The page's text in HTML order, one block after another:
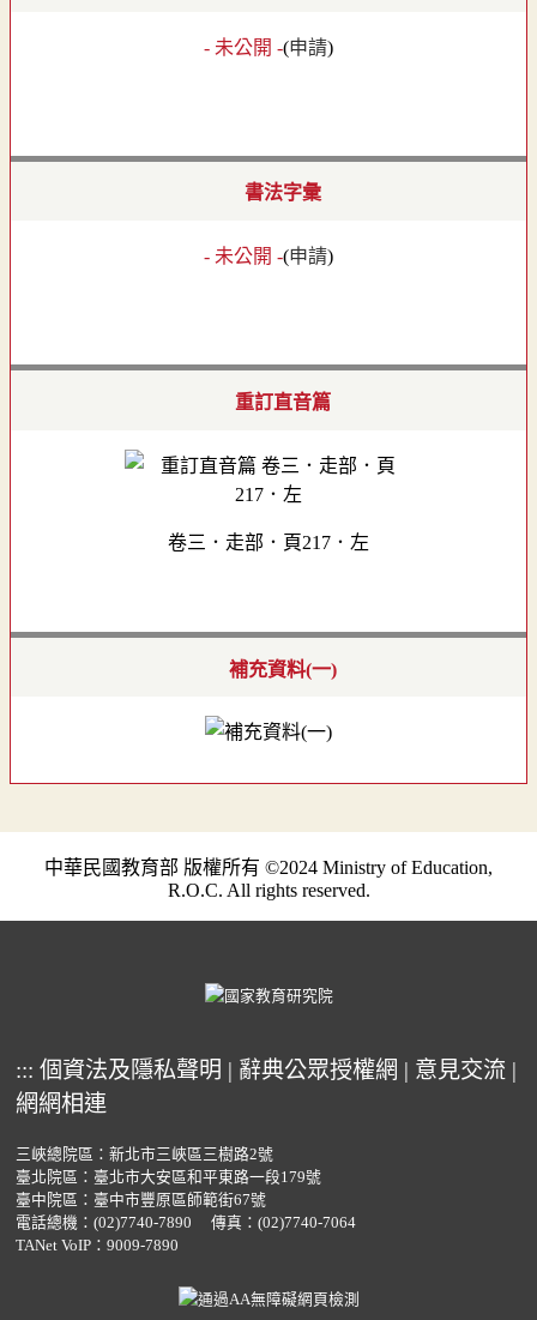
- 未公開 -(申請)
書法字彙
- 未公開 -(申請)
重訂直音篇
卷三．走部．頁217．左
補充資料(一)
中華民國教育部 版權所有 ©2024 Ministry of Education,
R.O.C. All rights reserved.
::: 個資法及隱私聲明 | 辭典公眾授權網 | 意見交流 |
網網相連
三峽總院區：新北市三峽區三樹路2號
臺北院區：臺北市大安區和平東路一段179號
臺中院區：臺中市豐原區師範街67號
電話總機： (02)7740-7890
傳真：(02)7740-7064
TANet VoIP：9009-7890